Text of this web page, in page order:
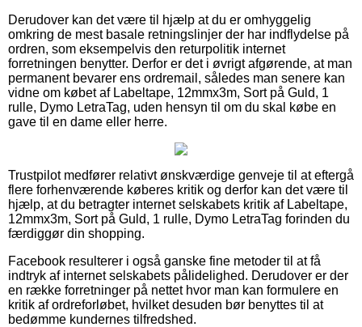
Derudover kan det være til hjælp at du er omhyggelig
omkring de mest basale retningslinjer der har indflydelse på
ordren, som eksempelvis den returpolitik internet
forretningen benytter. Derfor er det i øvrigt afgørende, at man
permanent bevarer ens ordremail, således man senere kan
vidne om købet af Labeltape, 12mmx3m, Sort på Guld, 1
rulle, Dymo LetraTag, uden hensyn til om du skal købe en
gave til en dame eller herre.
Trustpilot medfører relativt ønskværdige genveje til at eftergå
flere forhenværende køberes kritik og derfor kan det være til
hjælp, at du betragter internet selskabets kritik af Labeltape,
12mmx3m, Sort på Guld, 1 rulle, Dymo LetraTag forinden du
færdiggør din shopping.
Facebook resulterer i også ganske fine metoder til at få
indtryk af internet selskabets pålidelighed. Derudover er der
en række forretninger på nettet hvor man kan formulere en
kritik af ordreforløbet, hvilket desuden bør benyttes til at
bedømme kundernes tilfredshed.